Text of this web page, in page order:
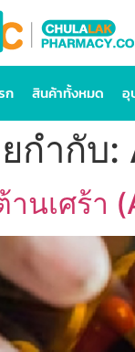
ก สินค้าทั้งหมด อุ
กำกับ:
านเศร้า